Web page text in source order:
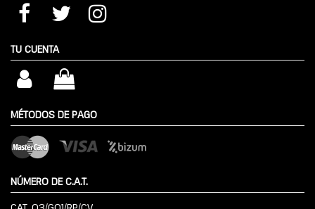
TU CUENTA
MÉTODOS DE PAGO
NÚMERO DE C.A.T.